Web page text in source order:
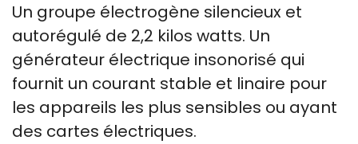
Un groupe électrogène silencieux et
autorégulé de 2,2 kilos watts. Un
générateur électrique insonorisé qui
fournit un courant stable et linaire pour
les appareils les plus sensibles ou ayant
des cartes électriques.